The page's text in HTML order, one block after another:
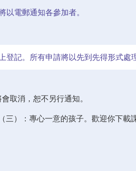
以電郵通知各參加者。
登記。所有申請將以先到先得形式處
取消，恕不另行通知。
）：專心一意的孩子。歡迎你下載